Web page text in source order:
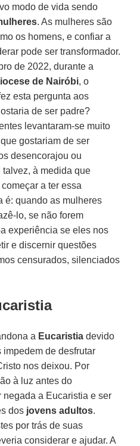
modo de vida sendo
. As mulheres são
os homens, e confiar a
pode ser transformador.
de 2022, durante a
de Nairóbi, o
esta pergunta aos
de ser padre?
levantaram-se muito
gostariam de ser
desencorajou ou
à medida que
a ter essa
é: quando as mulheres
lo, se não forem
experiência se eles nos
e discernir questões
censurados, silenciados
a Eucaristia devido
de desfrutar
nos deixou. Por
à luz antes do
negada a Eucaristia e ser
dos jovens adultos.
por trás de suas
considerar e ajudar. A